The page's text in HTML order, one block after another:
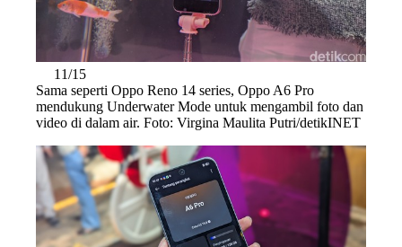
11/15
Sama seperti Oppo Reno 14 series, Oppo A6 Pro
mendukung Underwater Mode untuk mengambil foto dan
video di dalam air. Foto: Virgina Maulita Putri/detikINET